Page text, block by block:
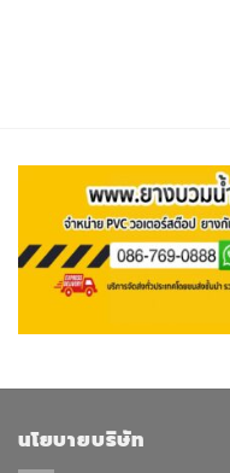
นโยบายบริษัท